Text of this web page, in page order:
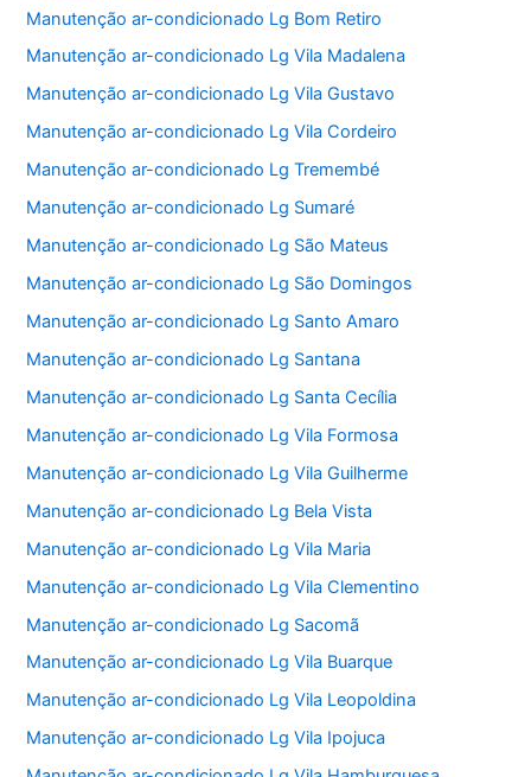
Manutenção ar-condicionado Lg Bom Retiro
Manutenção ar-condicionado Lg Vila Madalena
Manutenção ar-condicionado Lg Vila Gustavo
Manutenção ar-condicionado Lg Vila Cordeiro
Manutenção ar-condicionado Lg Tremembé
Manutenção ar-condicionado Lg Sumaré
Manutenção ar-condicionado Lg São Mateus
Manutenção ar-condicionado Lg São Domingos
Manutenção ar-condicionado Lg Santo Amaro
Manutenção ar-condicionado Lg Santana
Manutenção ar-condicionado Lg Santa Cecília
Manutenção ar-condicionado Lg Vila Formosa
Manutenção ar-condicionado Lg Vila Guilherme
Manutenção ar-condicionado Lg Bela Vista
Manutenção ar-condicionado Lg Vila Maria
Manutenção ar-condicionado Lg Vila Clementino
Manutenção ar-condicionado Lg Sacomã
Manutenção ar-condicionado Lg Vila Buarque
Manutenção ar-condicionado Lg Vila Leopoldina
Manutenção ar-condicionado Lg Vila Ipojuca